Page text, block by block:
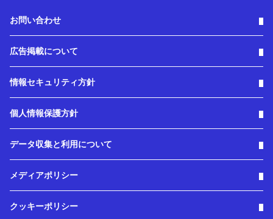
お問い合わせ
広告掲載について
情報セキュリティ方針
個人情報保護方針
データ収集と利用について
メディアポリシー
クッキーポリシー